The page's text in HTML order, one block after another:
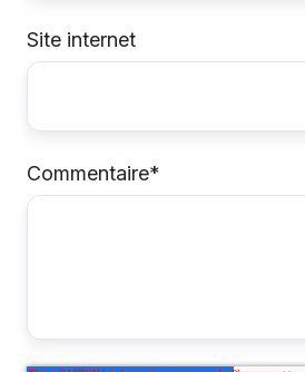
Site internet
Commentaire*